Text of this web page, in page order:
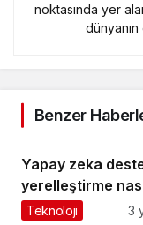
noktasında yer
Benzer
Yapay zeka
yerelleştirme
katkı sağlar
Teknoloji 3